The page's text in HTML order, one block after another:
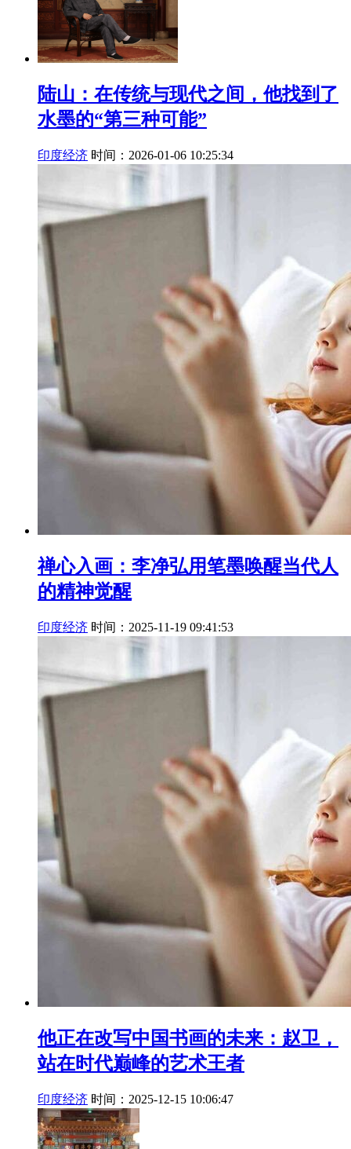
陆山：在传统与现代之间，他找到了
水墨的“第三种可能”
印度经济 时间：2026-01-06 10:25:34
禅心入画：李净弘用笔墨唤醒当代人
的精神觉醒
印度经济 时间：2025-11-19 09:41:53
他正在改写中国书画的未来：赵卫，
站在时代巅峰的艺术王者
印度经济 时间：2025-12-15 10:06:47